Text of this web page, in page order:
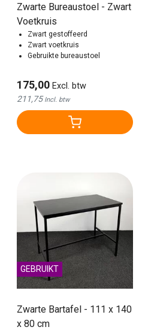
Zwarte Bureaustoel - Zwart
Voetkruis
Zwart gestoffeerd
Zwart voetkruis
Gebruikte bureaustoel
175,00 Excl. btw
211,75Incl. btw
GEBRUIKT
Zwarte Bartafel - 111 x 140
x 80 cm